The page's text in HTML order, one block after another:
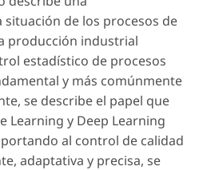
de los procesos de
producción industrial
estadístico de procesos
y más comúnmente
se describe el papel que
Learning y Deep Learning
al control de calidad
adaptativa y precisa, se